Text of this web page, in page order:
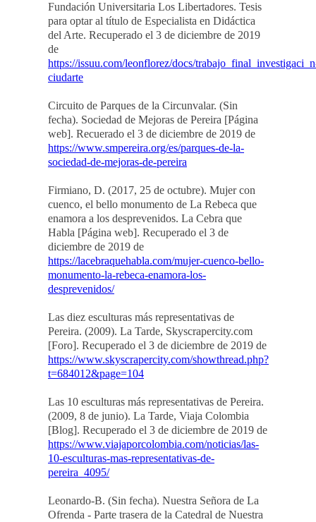
Fundación Universitaria Los Libertadores. Tesis
para optar al título de Especialista en Didáctica
del Arte. Recuperado el 3 de diciembre de 2019
de
https://issuu.com/leonflorez/docs/
ciudarte
Circuito de Parques de la Circunvalar. (Sin
fecha). Sociedad de Mejoras de Pereira [Página
web]. Recuerado el 3 de diciembre de 2019 de
https://www.smpereira.org/es/parques-de-la-
sociedad-de-mejoras-de-pereira
Firmiano, D. (2017, 25 de octubre). Mujer con
cuenco, el bello monumento de La Rebeca que
enamora a los desprevenidos. La Cebra que
Habla [Página web]. Recuperado el 3 de
diciembre de 2019 de
https://lacebraquehabla.com/mujer-cuenco-bello-
monumento-la-rebeca-enamora-los-
desprevenidos/
Las diez esculturas más representativas de
Pereira. (2009). La Tarde, Skyscrapercity.com
[Foro]. Recuperado el 3 de diciembre de 2019 de
https://www.skyscrapercity.com/showthread.php?
t=684012&page=104
Las 10 esculturas más representativas de Pereira.
(2009, 8 de junio). La Tarde, Viaja Colombia
[Blog]. Recuperado el 3 de diciembre de 2019 de
https://www.viajaporcolombia.com/noticias/las-
10-esculturas-mas-representativas-de-
pereira_4095/
Leonardo-B. (Sin fecha). Nuestra Señora de La
Ofrenda - Parte trasera de la Catedral de Nuestra